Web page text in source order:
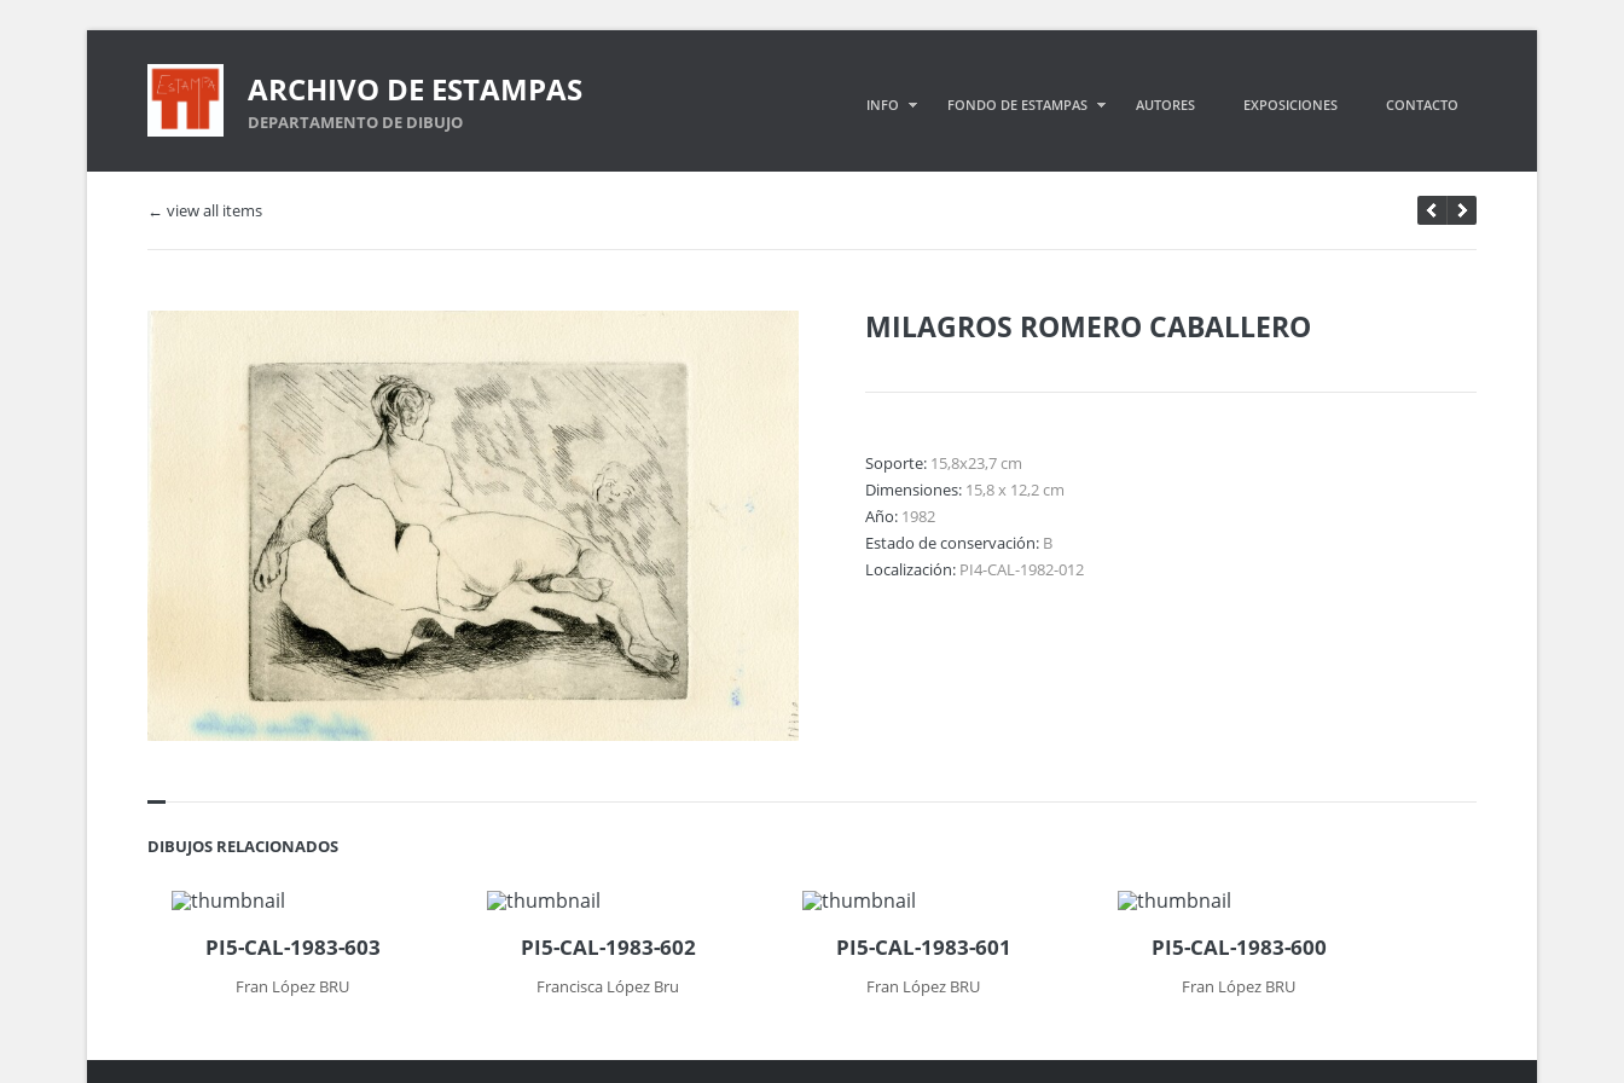
ARCHIVO DE ESTAMPAS
DEPARTAMENTO DE DIBUJO
INFO FONDO DE ESTAMPAS AUTORES EXPOSICIONES CONTACTO
← view all items
MILAGROS ROMERO CABALLERO
Soporte: 15,8x23,7 cm
Dimensiones: 15,8 x 12,2 cm
Año: 1982
Estado de conservación: B
Localización: PI4-CAL-1982-012
DIBUJOS RELACIONADOS
PI5-CAL-1983-603
Fran López BRU
PI5-CAL-1983-602
Francisca López Bru
PI5-CAL-1983-601
Fran López BRU
PI5-CAL-1983-600
Fran López BRU